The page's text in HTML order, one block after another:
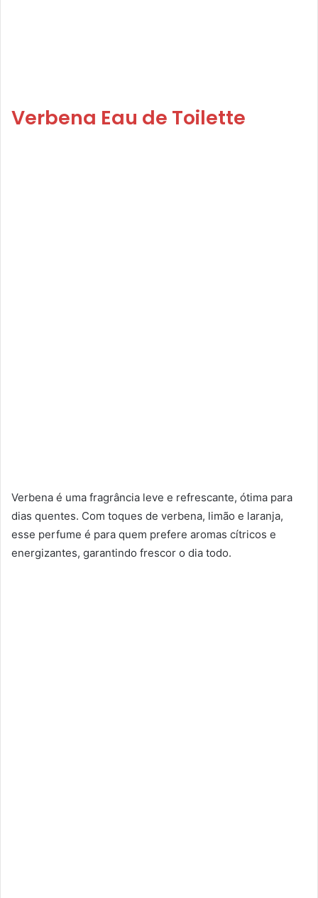
Verbena Eau de Toilette
Verbena é uma fragrância leve e refrescante, ótima para
dias quentes. Com toques de verbena, limão e laranja,
esse perfume é para quem prefere aromas cítricos e
energizantes, garantindo frescor o dia todo.